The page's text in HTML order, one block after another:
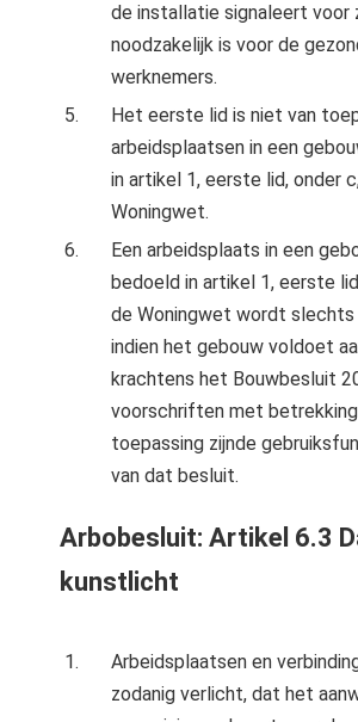
de installatie signaleert voor
noodzakelijk is voor de
werknemers.
Het eerste lid is niet van
arbeidsplaatsen in een
in artikel 1, eerste lid, onder
Woningwet.
Een arbeidsplaats in een
bedoeld in artikel 1, eerste
de Woningwet wordt slechts
indien het gebouw voldoet
krachtens het Bouwbesluit
voorschriften met
toepassing zijnde
van dat besluit.
Arbobesluit: Artikel 6.3
kunstlicht
Arbeidsplaatsen en
zodanig verlicht, dat het